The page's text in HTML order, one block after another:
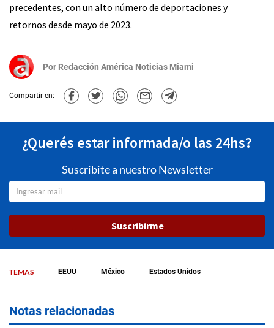
precedentes, con un alto número de deportaciones y
retornos desde mayo de 2023.
Por Redacción América Noticias Miami
Compartir en:
¿Querés estar informada/o las 24hs?
Suscribite a nuestro Newsletter
Suscribirme
TEMAS EEUU México Estados Unidos
Notas relacionadas